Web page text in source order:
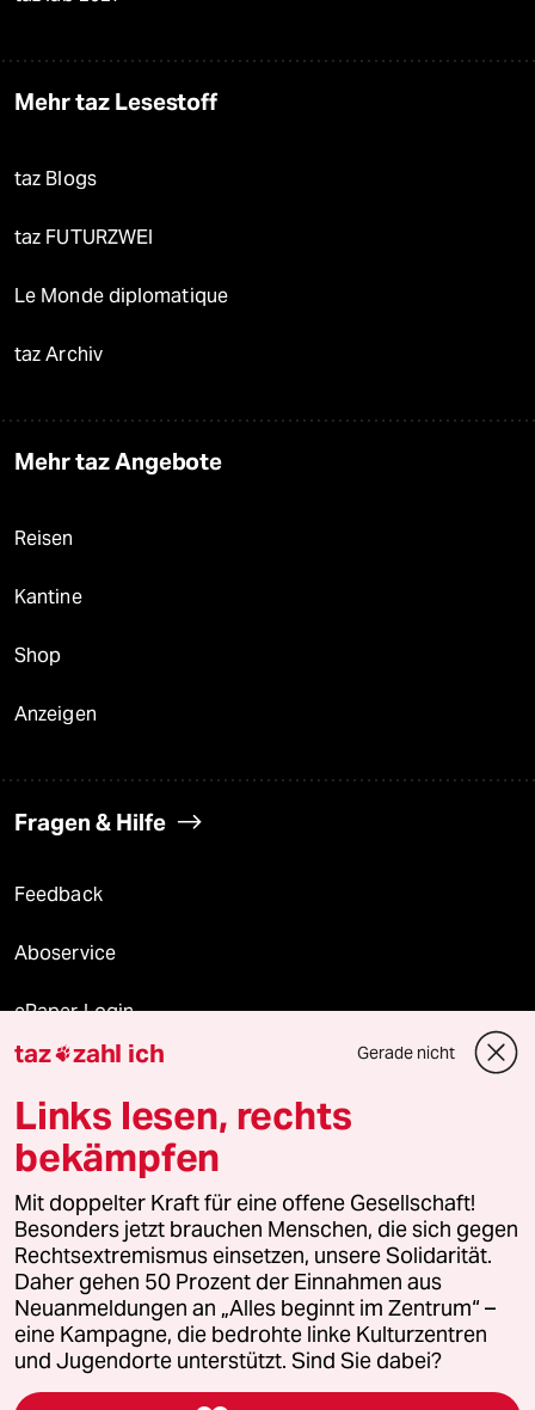
Mehr taz Lesestoff
taz Blogs
taz FUTURZWEI
Le Monde diplomatique
taz Archiv
Mehr taz Angebote
Reisen
Kantine
Shop
Anzeigen
Fragen & Hilfe
Feedback
Aboservice
ePaper Login
Downloads für Abonnierende
© 2026 taz Verlags und Vertriebs GmbH
Alle Rechte vorbehalten. Bei rechtlichen Fragen oder für Genehmigungen
wenden Sie sich bitte an
lizenzen@taz.de
Feedback Redaktionsstatut Kommune-Richtlinien
Leitlinie Informant Datenschutz Impressum AGB
taz zahl ich Gerade nicht
Links lesen, rechts
bekämpfen
Mit doppelter Kraft für eine offene Gesellschaft!
Besonders jetzt brauchen Menschen, die sich gegen
Rechtsextremismus einsetzen, unsere Solidarität.
Daher gehen 50 Prozent der Einnahmen aus
Neuanmeldungen an „Alles beginnt im Zentrum“ –
eine Kampagne, die bedrohte linke Kulturzentren
und Jugendorte unterstützt. Sind Sie dabei?